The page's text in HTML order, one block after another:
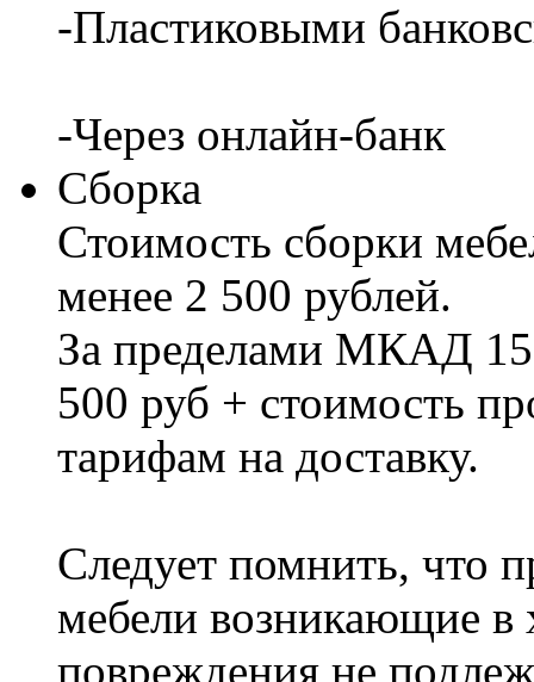
-Пластиковыми
-Через онлайн-банк
Сборка
Стоимость сборки
менее 2 500 рублей.
За пределами МКАД
500 руб + стоимость
тарифам на доставку.
Следует помнить, что
мебели возникающие в
повреждения не